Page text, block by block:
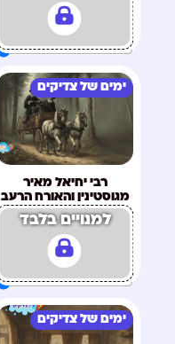
ימים של צדיקים
רבי יחיאל מאיר
מגוסטינין והאורח הרעב
חלק א
למנויים בלבד
ימים של צדיקים